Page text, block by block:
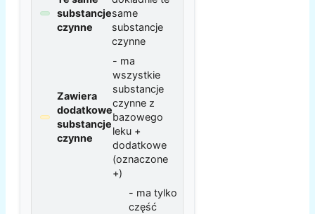
substancje
czynne
same
substancje
czynne
Zawiera
dodatkowe
substancje
czynne
- ma
wszystkie
substancje
czynne z
bazowego
leku +
dodatkowe
(oznaczone
+)
- ma tylko
część